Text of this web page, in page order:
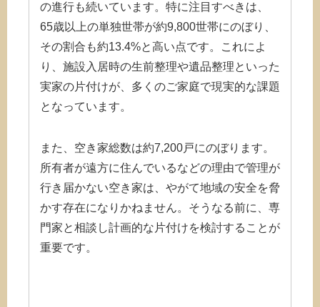
の進行も続いています。特に注目すべきは、
65歳以上の単独世帯が約9,800世帯にのぼり、
その割合も約13.4%と高い点です。これによ
り、施設入居時の生前整理や遺品整理といった
実家の片付けが、多くのご家庭で現実的な課題
となっています。
また、空き家総数は約7,200戸にのぼります。
所有者が遠方に住んでいるなどの理由で管理が
行き届かない空き家は、やがて地域の安全を脅
かす存在になりかねません。そうなる前に、専
門家と相談し計画的な片付けを検討することが
重要です。